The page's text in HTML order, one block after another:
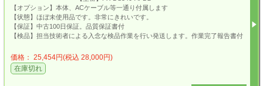
【オプション】本体、ACケーブル等一通り付属します
【状態】ほぼ未使用品です。非常にきれいです。
【保証】中古100日保証。品質保証書付
【検品】担当技術者による入念な検品作業を行い発送します。作業完了報告書付
価格： 25,454円(税込 28,000円)
在庫切れ